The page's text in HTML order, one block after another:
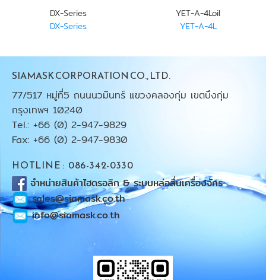
DX-Series
DX-Series
YET-A-4Loil
YET-A-4L
SIAMASK CORPORATION CO., LTD.
77/517 หมู่ที่5 ถนนนวมินทร์ แขวงคลองกุ่ม เขตบึงกุ่ม
กรุงเทพฯ 10240
Tel.: +66 (0) 2-947-9829
Fax: +66 (0) 2-947-9830
HOTLINE : 086-342-0330
จำหน่ายสินค้าไฮดรอลิก & ระบบหล่อลื่นเครื่องจักร
sales@siamask.co.th
info@siamask.co.th